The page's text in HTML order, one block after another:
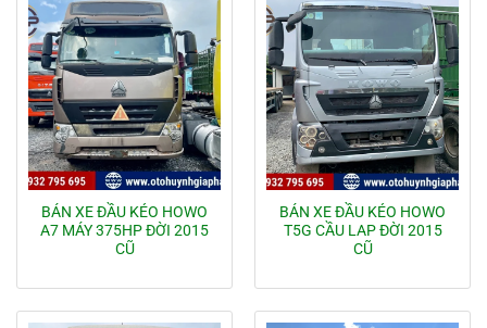
BÁN XE ĐẦU KÉO HOWO
A7 MÁY 375HP ĐỜI 2015
CŨ
BÁN XE ĐẦU KÉO HOWO
T5G CẦU LAP ĐỜI 2015
CŨ